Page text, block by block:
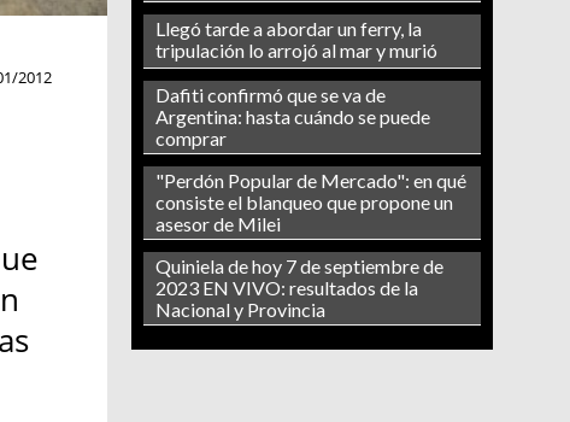
Llegó tarde a abordar un ferry, la
tripulación lo arrojó al mar y murió
Dafiti confirmó que se va de
Argentina: hasta cuándo se puede
comprar
"Perdón Popular de Mercado": en qué
consiste el blanqueo que propone un
asesor de Milei
Quiniela de hoy 7 de septiembre de
2023 EN VIVO: resultados de la
Nacional y Provincia
2012